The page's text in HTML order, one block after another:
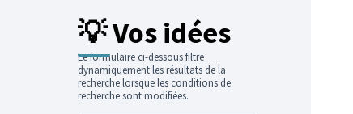
💡 Vos idées
Le formulaire ci-dessous filtre
dynamiquement les résultats de la
recherche lorsque les conditions de
recherche sont modifiées.